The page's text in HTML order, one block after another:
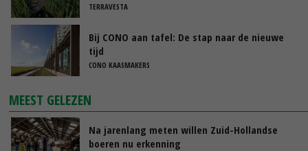
TERRAVESTA
Bij CONO aan tafel: De stap naar de nieuwe
tijd
CONO KAASMAKERS
MEEST GELEZEN
Na jarenlang meten willen Zuid-Hollandse
boeren nu erkenning